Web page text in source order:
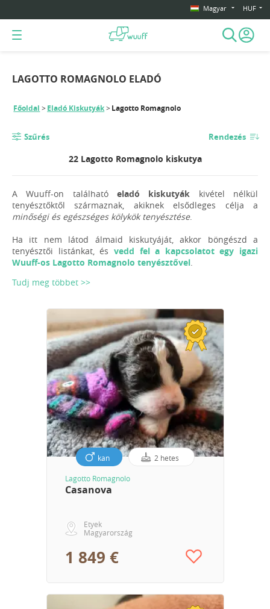
Magyar HUF
LAGOTTO ROMAGNOLO ELADÓ
Főoldal Eladó Kiskutyák Lagotto Romagnolo
Szűrés Rendezés
22 Lagotto Romagnolo kiskutya
A Wuuff-on található eladó kiskutyák kivétel nélkül
tenyésztőktől származnak, akiknek elsődleges célja a
minőségi és egészséges kölykök tenyésztése.
Ha itt nem látod álmaid kiskutyáját, akkor böngészd a
tenyésztői listánkat, és vedd fel a kapcsolatot egy igazi
Wuuff-os Lagotto Romagnolo tenyésztővel.
Tudj meg többet >>
kan 2 hetes
Lagotto Romagnolo
Casanova
Etyek
Magyarország
1 849 €